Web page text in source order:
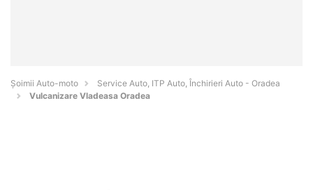
Șoimii Auto-moto
Service Auto, ITP Auto, Închirieri Auto - Oradea
Vulcanizare Vladeasa Oradea